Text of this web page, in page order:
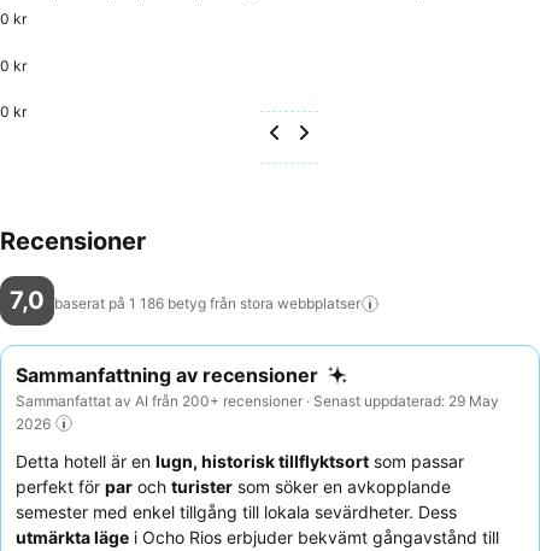
0 kr
0 kr
0 kr
Recensioner
7,0 baserat på 1 186 betyg från stora webbplatser
Sammanfattning av recensioner
Sammanfattat av AI från 200+ recensioner · Senast uppdaterad: 29 May
2026
Detta hotell är en lugn, historisk tillflyktsort som passar
perfekt för par och turister som söker en avkopplande
semester med enkel tillgång till lokala sevärdheter. Dess
utmärkta läge i Ocho Rios erbjuder bekvämt gångavstånd till